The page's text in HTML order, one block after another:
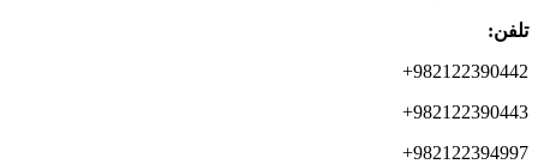
تلفن:
982122390442+
982122390443+
982122394997+